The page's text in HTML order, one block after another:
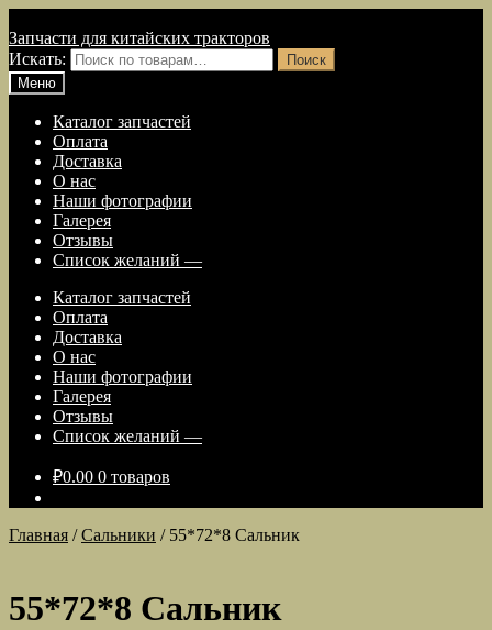
Запчасти для китайских тракторов
Искать:
Поиск
Меню
Каталог запчастей
Оплата
Доставка
О нас
Наши фотографии
Галерея
Отзывы
Список желаний —
Каталог запчастей
Оплата
Доставка
О нас
Наши фотографии
Галерея
Отзывы
Список желаний —
₽0.00 0 товаров
Главная /Сальники / 55*72*8 Сальник
55*72*8 Сальник